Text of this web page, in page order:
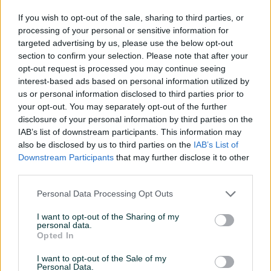
If you wish to opt-out of the sale, sharing to third parties, or
processing of your personal or sensitive information for
targeted advertising by us, please use the below opt-out
section to confirm your selection. Please note that after your
opt-out request is processed you may continue seeing
interest-based ads based on personal information utilized by
us or personal information disclosed to third parties prior to
your opt-out. You may separately opt-out of the further
disclosure of your personal information by third parties on the
IAB’s list of downstream participants. This information may
also be disclosed by us to third parties on the IAB’s List of
Downstream Participants that may further disclose it to other
Personal Data Processing Opt Outs
I want to opt-out of the Sharing of my
personal data.
Opted In
I want to opt-out of the Sale of my
Personal Data.
Turbo
Datum objave 05.12.2025
Oprema
Klimatizacija Jednozonska
Muzika/ozvučenje Ostalo
Vrsta enterijera Platno
Komande na volanu
Touch screen (ekran)